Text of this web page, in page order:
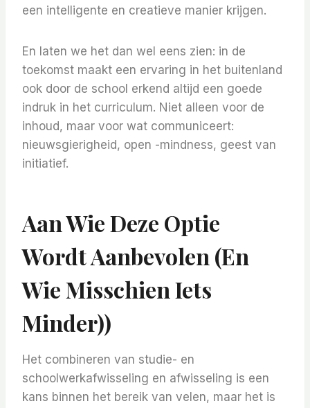
een intelligente en creatieve manier krijgen.
En laten we het dan wel eens zien: in de
toekomst maakt een ervaring in het buitenland
ook door de school erkend altijd een goede
indruk in het curriculum. Niet alleen voor de
inhoud, maar voor wat communiceert:
nieuwsgierigheid, open -mindness, geest van
initiatief.
Aan Wie Deze Optie
Wordt Aanbevolen (en
Wie Misschien Iets
Minder))
Het combineren van studie- en
schoolwerkafwisseling en afwisseling is een
kans binnen het bereik van velen, maar het is